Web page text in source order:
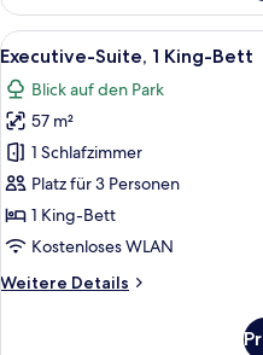
Zimmer,
2 Doppelbetten,
Stadtblick
Alle
Fotos
für
Executive-
Suite,
1 King-
Bett
anzeigen
9
Executive-Suite, 1 King-Bett
Blick auf den Park
57 m²
1 Schlafzimmer
Platz für 3 Personen
1 King-Bett
Kostenloses WLAN
Weitere Details
Weitere